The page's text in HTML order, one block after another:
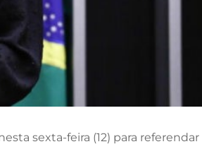
sexta-feira (12) para referendar